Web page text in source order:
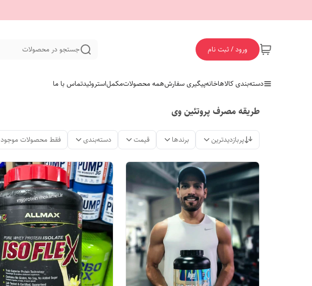
ورود / ثبت نام جستجو در محصولات
دسته‌بندی کالاهاخانهپیگیری سفارشهمه محصولاتمکملاستروئیدتماس با ما
طریقه مصرف پروتئین وی
پربازدیدترین برندها قیمت دسته‌بندی فقط محصولات موجود